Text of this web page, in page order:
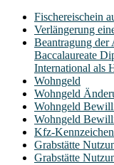
Fischereischein
Verlängerung
Beantragung der
Baccalaureate
International als
Wohngeld
Wohngeld
Wohngeld
Wohngeld
Kfz-
Grabstätte
Grabstätte